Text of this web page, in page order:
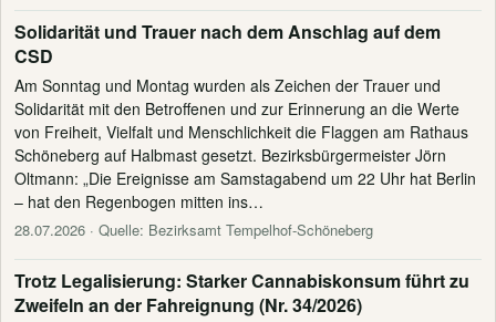
Solidarität und Trauer nach dem Anschlag auf dem
CSD
Am Sonntag und Montag wurden als Zeichen der Trauer und
Solidarität mit den Betroffenen und zur Erinnerung an die Werte
von Freiheit, Vielfalt und Menschlichkeit die Flaggen am Rathaus
Schöneberg auf Halbmast gesetzt. Bezirksbürgermeister Jörn
Oltmann: „Die Ereignisse am Samstagabend um 22 Uhr hat Berlin
– hat den Regenbogen mitten ins…
28.07.2026 · Quelle: Bezirksamt Tempelhof-Schöneberg
Trotz Legalisierung: Starker Cannabiskonsum führt zu
Zweifeln an der Fahreignung (Nr. 34/2026)